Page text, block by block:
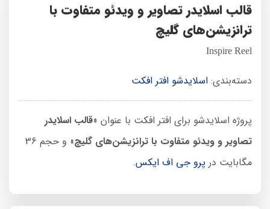
قالب اسلایدر تصاویر و ویدئو متفاوت با
ترانزیشن‌های گلیچ
Inspire Reel
دسته‌بندی: اسلایدشو افتر افکت
پروژه اسلایدشو برای افتر افکت با عنوان «قالب اسلایدر
تصاویر و ویدئو متفاوت با ترانزیشن‌های گلیچ
» و حجم 36
مگابایت در پرو جی اف ایکس.